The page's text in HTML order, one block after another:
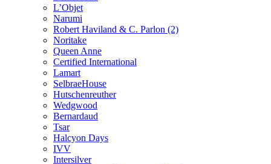
L’Objet
Narumi
Robert Haviland & C. Parlon (2)
Noritakе
Queen Anne
Certified International
Lamart
SelbraeHouse
Hutschenreuther
Wedgwood
Bernardaud
Tsar
Halcyon Days
IVV
Intersilver